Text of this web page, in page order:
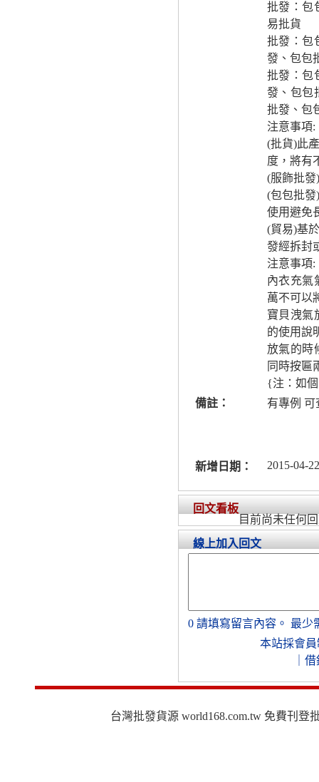
批發：包
易批貨
批發：包
發、包包
批發：包
發、包包
批發、包
注意事項:
(批貨)此
度，將有
(服飾批
(包包批
使用避免
(貿易)基
發經拆封
注意事項:
內衣充氣
萬不可以
寶貝洩氣
的使用說
放氣的時
同時按匾
{注：如
備註：
有專例 可
新增日期： 2015-04-
回文看板
目前尚未任何
線上加入回文
0 請填寫留言內容。 最少
本站採會員
借
台灣批發貨源 world168.com.tw 免費刊登